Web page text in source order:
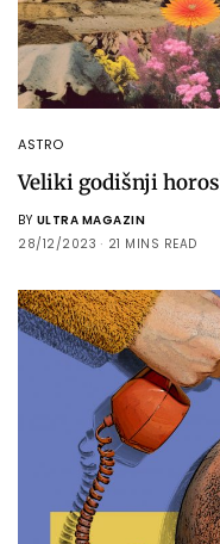
ASTRO
Veliki godišnji
BY ULTRA MAGAZIN
28/12/2023
21 MINS READ